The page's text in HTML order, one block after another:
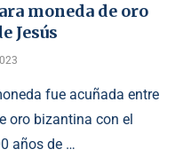
moneda de oro
Jesús
fue acuñada entre
oro bizantina con el
años de …